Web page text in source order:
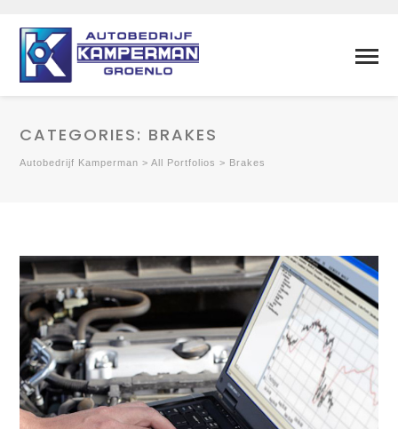
CATEGORIES: BRAKES
Autobedrijf Kamperman >All Portfolios > Brakes